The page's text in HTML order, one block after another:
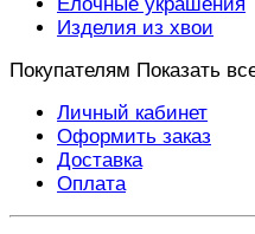
Изделия из хвои
Покупателям Показать
Личный кабинет
Оформить заказ
Доставка
Оплата